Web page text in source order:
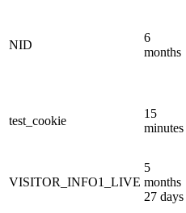
NID
6
months
test_cookie
15
minutes
VISITOR_INFO1_LIVE
5
months
27 days